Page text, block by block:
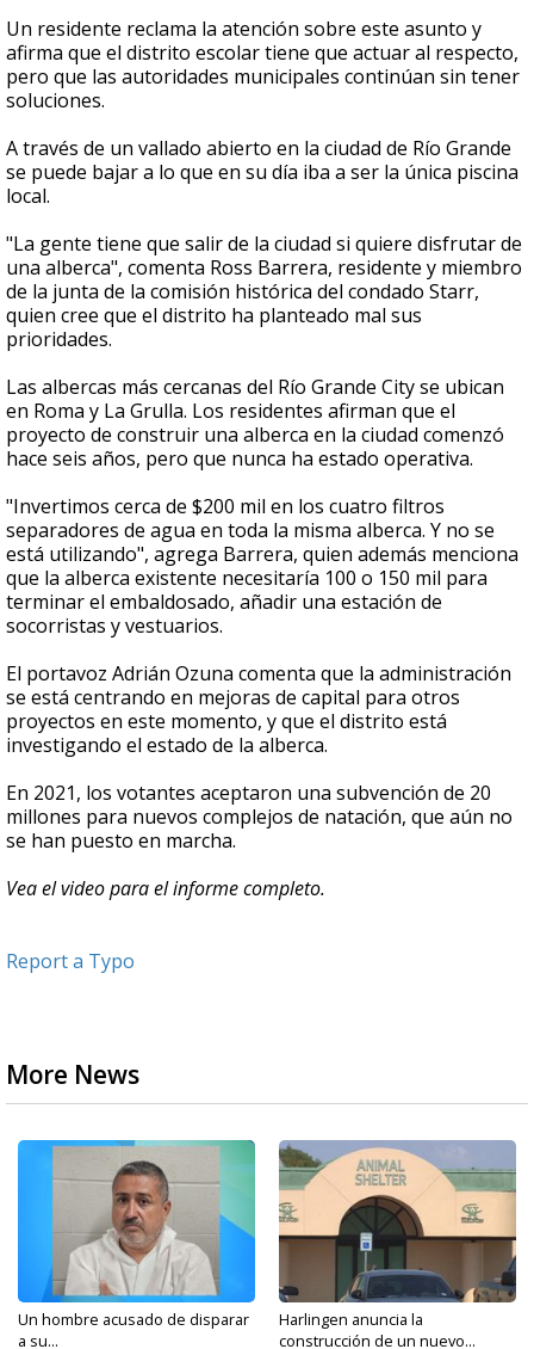
seconds
Un residente reclama la atención sobre este asunto y
afirma que el distrito escolar tiene que actuar al respecto,
pero que las autoridades municipales continúan sin tener
soluciones.
A través de un vallado abierto en la ciudad de Río Grande
se puede bajar a lo que en su día iba a ser la única piscina
local.
"La gente tiene que salir de la ciudad si quiere disfrutar de
una alberca", comenta Ross Barrera, residente y miembro
de la junta de la comisión histórica del condado Starr,
quien cree que el distrito ha planteado mal sus
prioridades.
Las albercas más cercanas del Río Grande City se ubican
en Roma y La Grulla. Los residentes afirman que el
proyecto de construir una alberca en la ciudad comenzó
hace seis años, pero que nunca ha estado operativa.
"Invertimos cerca de $200 mil en los cuatro filtros
separadores de agua en toda la misma alberca. Y no se
está utilizando", agrega Barrera, quien además menciona
que la alberca existente necesitaría 100 o 150 mil para
terminar el embaldosado, añadir una estación de
socorristas y vestuarios.
El portavoz Adrián Ozuna comenta que la administración
se está centrando en mejoras de capital para otros
proyectos en este momento, y que el distrito está
investigando el estado de la alberca.
En 2021, los votantes aceptaron una subvención de 20
millones para nuevos complejos de natación, que aún no
se han puesto en marcha.
Vea el video para el informe completo.
Report a Typo
More News
Un hombre acusado de disparar
a su...
Harlingen anuncia la
construcción de un nuevo...